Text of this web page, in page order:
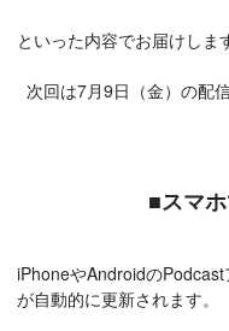
といった内容でお届けしま
次回は7月9日（金）の配
■スマ
iPhoneやAndroidの
が自動的に更新されます。